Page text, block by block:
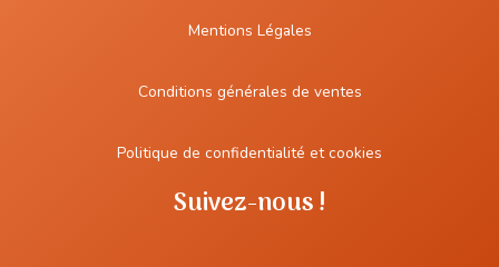
Mentions Légales
Conditions générales de ventes
Politique de confidentialité et cookies
Suivez-nous !